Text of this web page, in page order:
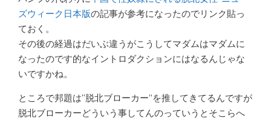
ズウィーク日本版の記事が参考になったのでリンク貼っ
ておく。
その後の経過はだいぶ違うがこうしてマダムはマダムに
なったのです的なイントロダクションにはなるんじゃな
いですかね。
ところで邦題は“脱北ブローカー”を推してきてるんですが
脱北ブローカーどういう事してんのっていうとそこらへ